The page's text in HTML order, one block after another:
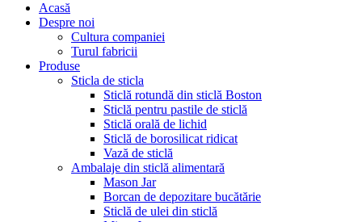
Acasă
Despre noi
Cultura companiei
Turul fabricii
Produse
Sticla de sticla
Sticlă rotundă din sticlă Boston
Sticlă pentru pastile de sticlă
Sticlă orală de lichid
Sticlă de borosilicat ridicat
Vază de sticlă
Ambalaje din sticlă alimentară
Mason Jar
Borcan de depozitare bucătărie
Sticlă de ulei din sticlă